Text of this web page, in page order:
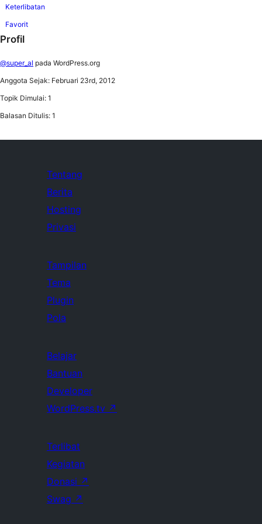
Keterlibatan
Favorit
Profil
@super_al pada WordPress.org
Anggota Sejak: Februari 23rd, 2012
Topik Dimulai: 1
Balasan Ditulis: 1
Tentang
Berita
Hosting
Privasi
Tampilan
Tema
Plugin
Pola
Belajar
Bantuan
Developer
WordPress.tv ↗
Terlibat
Kegiatan
Donasi ↗
Swag ↗